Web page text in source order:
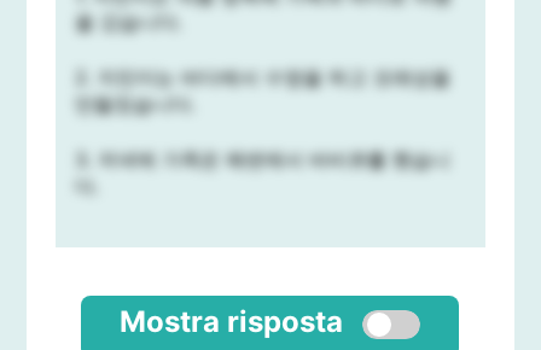
을 갔습니다.
2. 지민이는 바다에서 수영을 하고 모래성을
만들었습니다.
3. 저녁에 가족은 해변에서 바비큐를 했습니
Mostra risposta